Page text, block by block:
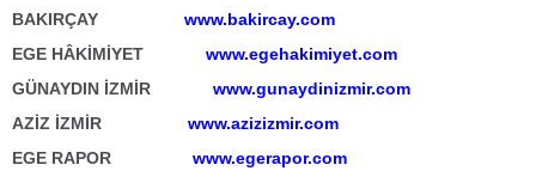
BAKIRÇAY www.bakircay.com
EGE HÂKİMİYET www.egehakimiyet.com
GÜNAYDIN İZMİR www.gunaydinizmir.com
AZİZ İZMİR www.azizizmir.com
EGE RAPOR www.egerapor.com